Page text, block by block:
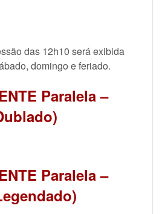
das 12h10 será exibida
domingo e feriado.
Paralela –
Paralela –